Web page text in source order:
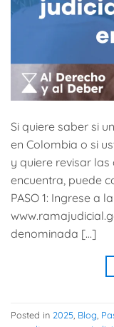
Si quiere saber si
en Colombia o si
y quiere revisar
encuentra, puede
PASO 1: Ingrese a
denominada […]
Posted in 2025 Blog